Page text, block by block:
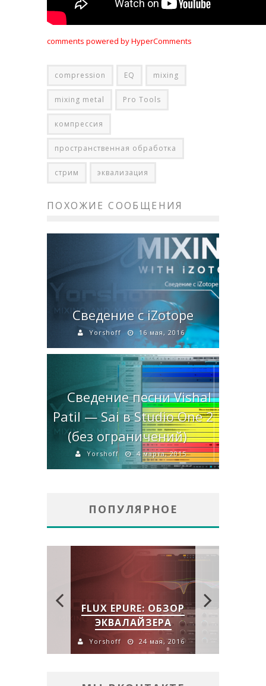
comments powered by HyperComments
compression EQ mixing
mixing metal Pro Tools
компрессия
пространственная обработка
стрим эквализация
ПОХОЖИЕ СООБЩЕНИЯ
Сведение с iZotope
Yorshoff 16 мая, 2016
Сведение песни Vishal
Patil — Sai в Studio One 2
(без ограничений)
Yorshoff 4 марта, 2015
ПОПУЛЯРНОЕ
FLUX EPURE: ОБЗОР
ЭКВАЛАЙЗЕРА
Yorshoff 24 мая, 2016